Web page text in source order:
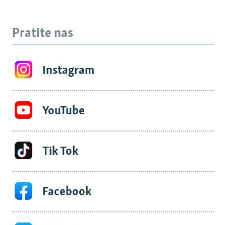
Pratite nas
Instagram
YouTube
Tik Tok
Facebook